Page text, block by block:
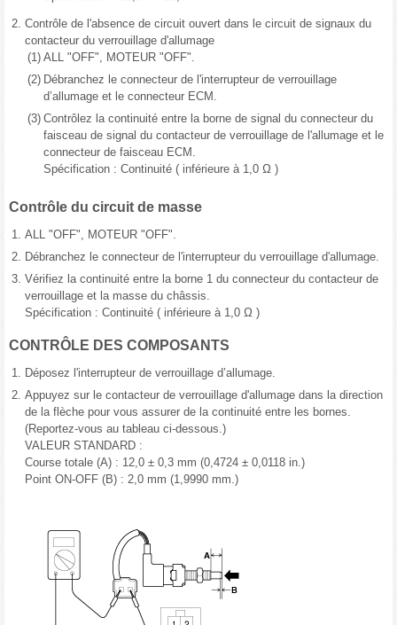
2. Contrôle de l'absence de circuit ouvert dans le circuit de signaux du
contacteur du verrouillage d'allumage
(1) ALL "OFF", MOTEUR "OFF".
(2) Débranchez le connecteur de l'interrupteur de verrouillage
d’allumage et le connecteur ECM.
(3) Contrôlez la continuité entre la borne de signal du connecteur du
faisceau de signal du contacteur de verrouillage de l'allumage et le
connecteur de faisceau ECM.
Spécification : Continuité ( inférieure à 1,0 Ω )
Contrôle du circuit de masse
1. ALL "OFF", MOTEUR "OFF".
2. Débranchez le connecteur de l'interrupteur du verrouillage d'allumage.
3. Vérifiez la continuité entre la borne 1 du connecteur du contacteur de
verrouillage et la masse du châssis.
Spécification : Continuité ( inférieure à 1,0 Ω )
CONTRÔLE DES COMPOSANTS
1. Déposez l'interrupteur de verrouillage d’allumage.
2. Appuyez sur le contacteur de verrouillage d'allumage dans la direction
de la flèche pour vous assurer de la continuité entre les bornes.
(Reportez-vous au tableau ci-dessous.)
VALEUR STANDARD :
Course totale (A) : 12,0 ± 0,3 mm (0,4724 ± 0,0118 in.)
Point ON-OFF (B) : 2,0 mm (1,9990 mm.)